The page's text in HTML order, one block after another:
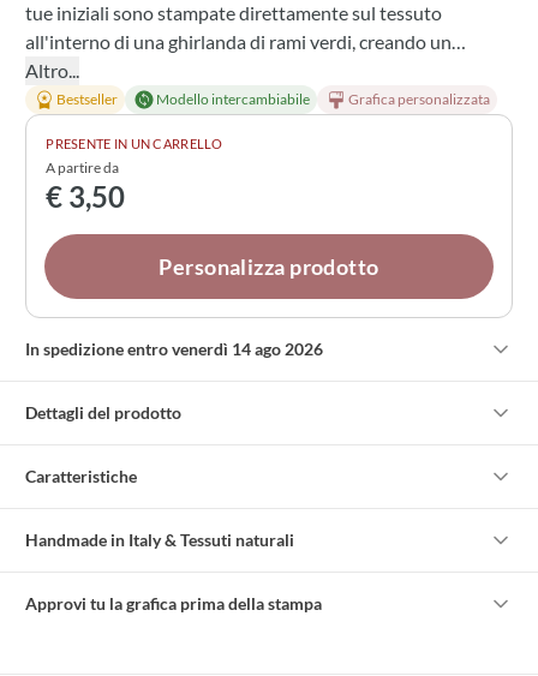
tue iniziali sono stampate direttamente sul tessuto
all'interno di una ghirlanda di rami verdi, creando un
dettaglio personalizzato e raffinato. Scegli tra diversi colori
di nastro, combinazioni di confetti e profumazioni per
rendere ogni bustina un ricordo unico e piacevole.
Altro...
Bestseller Modello intercambiabile Grafica personalizzata
PRESENTE IN UN CARRELLO
A partire da
€ 3,50
Personalizza prodotto
In spedizione entro venerdì 14 ago 2026
Dettagli del prodotto
Caratteristiche
Handmade in Italy & Tessuti naturali
Approvi tu la grafica prima della stampa